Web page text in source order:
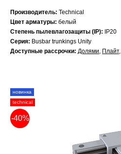
Производитель: Technical
Цвет арматуры: белый
Степень пылевлагозащиты (IP):
IP20
Серия: Busbar trunkings Unity
Доступные рассрочки: Долями, Плайт,
новинка
technical
-40%